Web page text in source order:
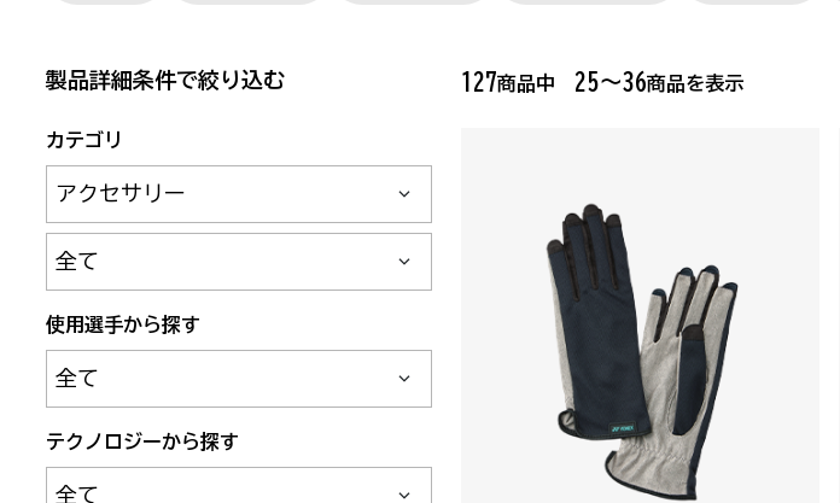
製品詳細条件で絞り込む
カテゴリ
サブカテゴリ
使用選手から探す
テクノロジーから探す
127商品中 25～36商品を表示